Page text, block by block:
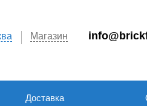
Магазин
Доставка